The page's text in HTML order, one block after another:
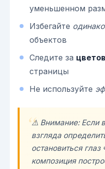
уменьшенном
Избегайте
объектов
Следите за
страницы
Не используйте
⚠️ Внимание: Если
взгляда
остановиться глаз
композиция